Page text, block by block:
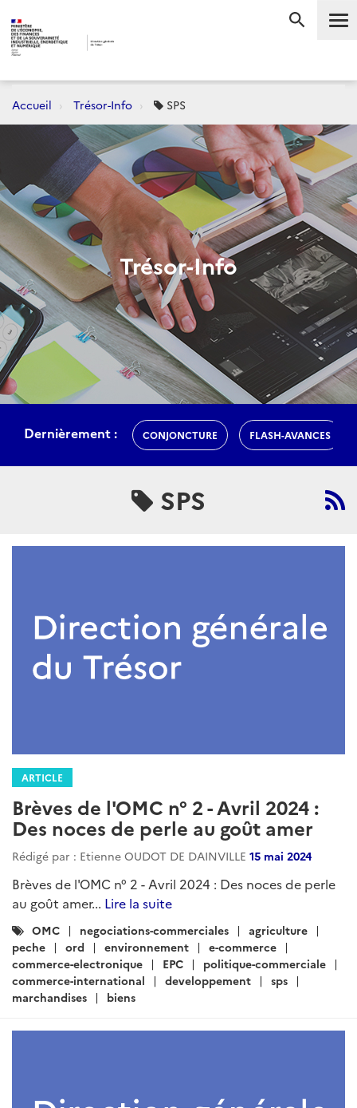
Accueil Trésor-Info SPS
Trésor-Info
Dernièrement : CONJONCTURE FLASH-AVANCES
SPS
ARTICLE
Brèves de l'OMC n° 2 - Avril 2024 :
Des noces de perle au goût amer
Rédigé par : Etienne OUDOT DE DAINVILLE 15 mai 2024
Brèves de l'OMC n° 2 - Avril 2024 : Des noces de perle
au goût amer... Lire la suite
Catégories
:
OMC negociations-commerciales
agriculture
peche
ord environnement
e-commerce
commerce-electronique
EPC
politique-commerciale
commerce-international
developpement
sps
marchandises
biens